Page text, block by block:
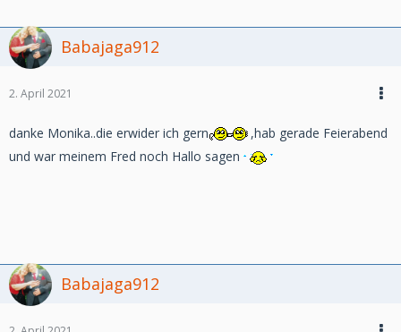
Babajaga912
2. April 2021
danke Monika..die erwider ich gern
,hab gerade Feierabend
und war meinem Fred noch Hallo sagen
Babajaga912